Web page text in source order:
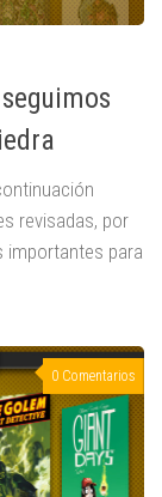
revisadas, por
importantes para
0 Comentarios